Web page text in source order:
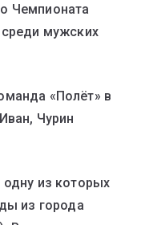
Чемпионата
среди мужских
«Полёт» в
Чурин
из которых
из города